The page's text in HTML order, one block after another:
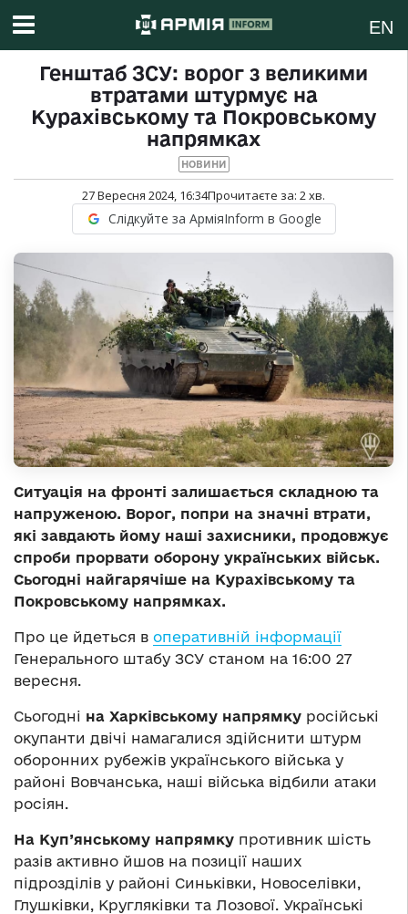
EN
Генштаб ЗСУ: ворог з великими
втратами штурмує на
Курахівському та Покровському
напрямках
НОВИНИ
27 Вересня 2024, 16:34Прочитаєте за: 2хв.
Слідкуйте за АрміяInform в Google
Ситуація на фронті залишається складною та
напруженою. Ворог, попри на значні втрати,
які завдають йому наші захисники, продовжує
спроби прорвати оборону українських військ.
Сьогодні найгарячіше на Курахівському та
Покровському напрямках.
Про це йдеться в оперативній інформації
Генерального штабу ЗСУ станом на 16:00 27
вересня.
Сьогодні на Харківському напрямку російські
окупанти двічі намагалися здійснити штурм
оборонних рубежів українського війська у
районі Вовчанська, наші війська відбили атаки
росіян.
На Куп’янському напрямку противник шість
разів активно йшов на позиції наших
підрозділів у районі Синьківки, Новоселівки,
Глушківки, Кругляківки та Лозової. Українські